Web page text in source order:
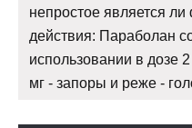
непростое является
действия: Параболан
использовании в дозе
мг - запоры и реже -